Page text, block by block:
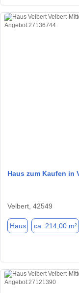
Haus zum Kaufen in
Velbert, 42549
Haus ca. 214,00 m²